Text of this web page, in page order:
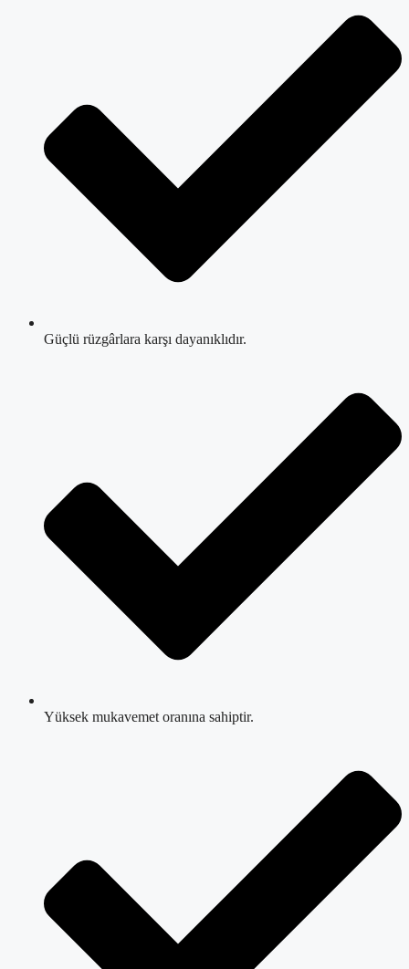
Güçlü rüzgârlara karşı dayanıklıdır.
Yüksek mukavemet oranına sahiptir.